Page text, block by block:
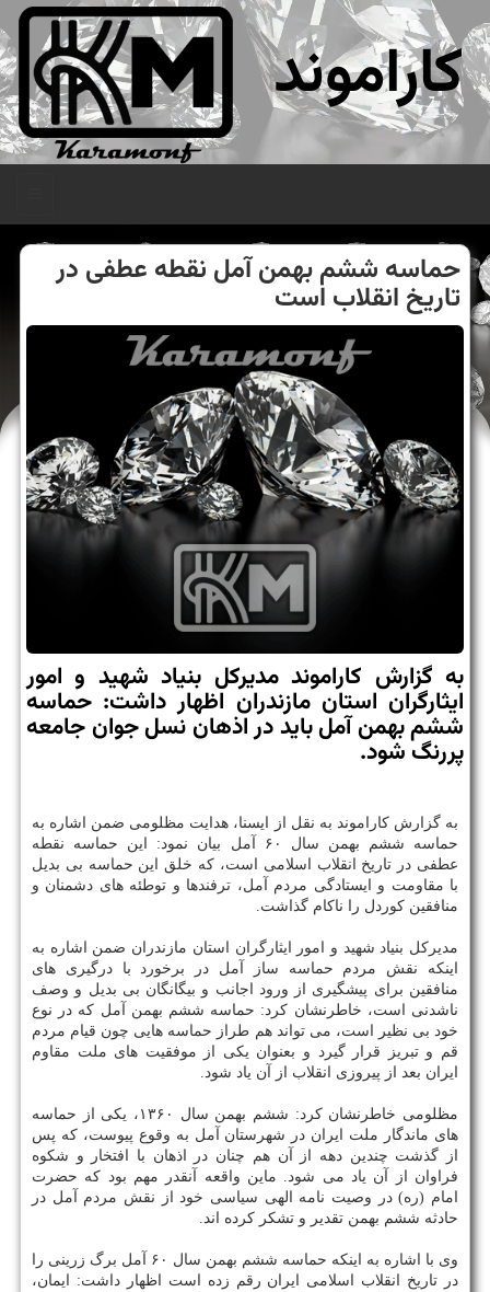
کاراموند
حماسه ششم بهمن آمل نقطه عطفی در
تاریخ انقلاب است
به گزارش کاراموند مدیرکل بنیاد شهید و امور
ایثارگران استان مازندران اظهار داشت: حماسه
ششم بهمن آمل باید در اذهان نسل جوان جامعه
پررنگ شود.
به گزارش کاراموند به نقل از ایسنا، هدایت مظلومی ضمن اشاره به
حماسه ششم بهمن سال ۶۰ آمل بیان نمود: این حماسه نقطه
عطفی در تاریخ انقلاب اسلامی است، که خلق این حماسه بی بدیل
با مقاومت و ایستادگی مردم آمل، ترفندها و توطئه های دشمنان و
منافقین کوردل را ناکام گذاشت.
مدیرکل بنیاد شهید و امور ایثارگران استان مازندران ضمن اشاره به
اینکه نقش مردم حماسه ساز آمل در برخورد با درگیری های
منافقین برای پیشگیری از ورود اجانب و بیگانگان بی بدیل و وصف
ناشدنی است، خاطرنشان کرد: حماسه ششم بهمن آمل که در نوع
خود بی نظیر است، می تواند هم طراز حماسه هایی چون قیام مردم
قم و تبریز قرار گیرد و بعنوان یکی از موفقیت های ملت مقاوم
ایران بعد از پیروزی انقلاب از آن یاد شود.
مظلومی خاطرنشان کرد: ششم بهمن سال ۱۳۶۰، یکی از حماسه
های ماندگار ملت ایران در شهرستان آمل به وقوع پیوست، که پس
از گذشت چندین دهه از آن هم چنان در اذهان با افتخار و شکوه
فراوان از آن یاد می شود. ماین واقعه آنقدر مهم بود که حضرت
امام (ره) در وصیت نامه الهی سیاسی خود از نقش مردم آمل در
حادثه ششم بهمن تقدیر و تشکر کرده اند.
وی با اشاره به اینکه حماسه ششم بهمن سال ۶۰ آمل برگ زرینی را
در تاریخ انقلاب اسلامی ایران رقم زده است اظهار داشت: ایمان،